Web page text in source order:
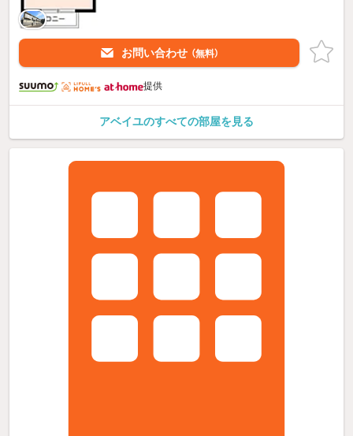
お問い合わせ （無料）
提供
アベイユのすべての部屋を見る